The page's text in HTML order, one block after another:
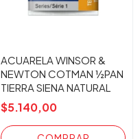
ACUARELA WINSOR &
NEWTON COTMAN ½PAN
TIERRA SIENA NATURAL
$5.140,00